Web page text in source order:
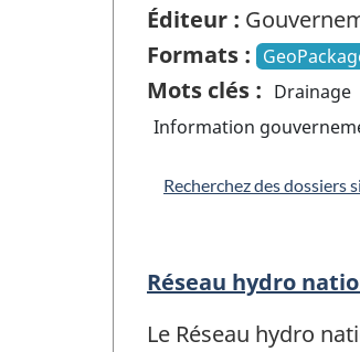
Éditeur :
Formats :
Mots clés : Drainage
Information
Recherchez des dossiers
Réseau hydro
Le Réseau hydro